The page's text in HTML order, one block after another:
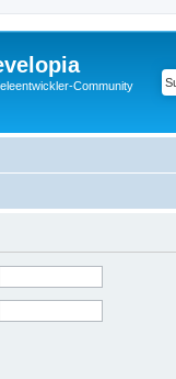
Community